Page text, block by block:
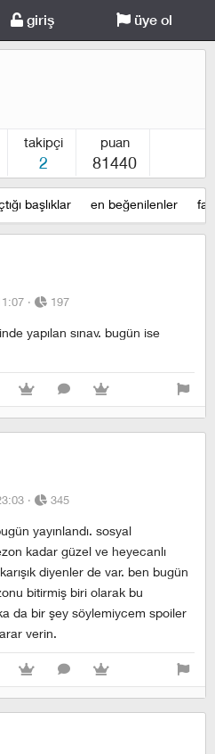
giriş üye ol
takipçi
2
puan
81440
başlıklar en beğenilenler
· 197
yapılan sınav. bugün ise
· 345
yayınlandı. sosyal
kadar güzel ve heyecanlı
diyenler de var. ben bugün
bitirmiş biri olarak bu
da bir şey söylemiycem spoiler
verin.